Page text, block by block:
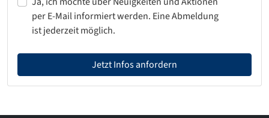
per E-Mail informiert werden. Eine Abmeldung
ist jederzeit möglich.
Jetzt Infos anfordern